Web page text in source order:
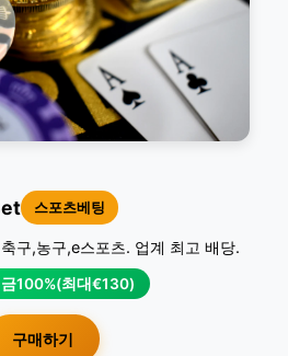
스포츠베팅
구,농구,e스포츠. 업계 최고 배당.
100%(최대€130)
구매하기